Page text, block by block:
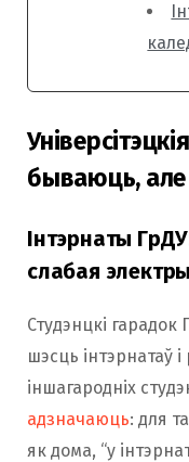
бываюць, але
Інтэрнаты
слабая
Студэнцкі гарадок
шэсць інтэрнатаў
іншагародніх
адзначаюць: для
як дома, “у